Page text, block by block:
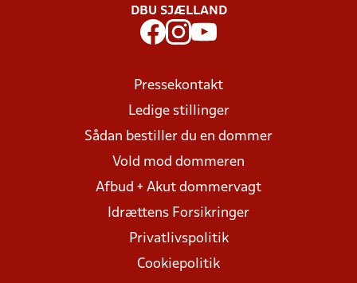
DBU SJÆLLAND
Pressekontakt
Ledige stillinger
Sådan bestiller du en dommer
Vold mod dommeren
Afbud + Akut dommervagt
Idrættens Forsikringer
Privatlivspolitik
Cookiepolitik